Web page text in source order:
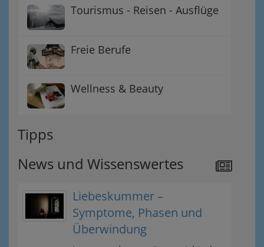
Tourismus - Reisen - Ausflüge
Freie Berufe
Wellness & Beauty
Tipps
News und Wissenswertes
Liebeskummer –
Symptome, Phasen und
Überwindung